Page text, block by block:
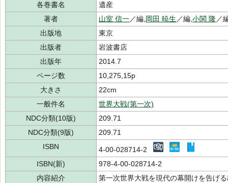
各巻書名
遺産
著者
山室 信一／編, 岡田 暁生 ／編, 小関 隆 ／
出版地
東京
出版者
岩波書店
出版年
2014.7
ページ数
10,275,15p
大きさ
22cm
一般件名
世界大戦(第一次)
NDC分類(10版)
209.71
NDC分類(9版)
209.71
ISBN
4-00-028714-2
ISBN(新)
978-4-00-028714-2
内容紹介
第一次世界大戦を現代の幕開けを告げ